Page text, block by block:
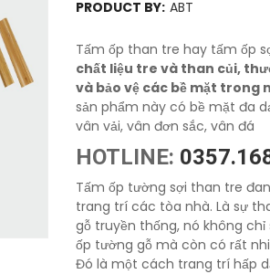
PRODUCT BY: ABT
Tấm ốp than tre hay tấm ốp
chất liệu tre và than củi,
và bảo vệ các bề mặt trong
sản phẩm này có bề mặt đa
vân vải, vân đơn sắc, vân đá
HOTLINE:
Tấm ốp tường sợi than tre
trang trí các tòa nhà. Là sự
gỗ truyền thống, nó không
ốp tường gỗ mà còn có rất
Đó là một cách trang trí hấp